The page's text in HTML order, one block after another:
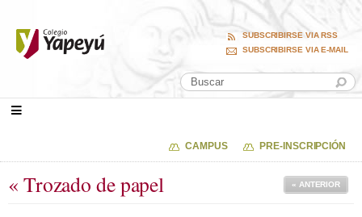
SUBSCRIBIRSE VIA RSS
SUBSCRIBIRSE VIA E-MAIL
CAMPUS PRE-INSCRIPCIÓN
« Trozado de papel « ANTERIOR